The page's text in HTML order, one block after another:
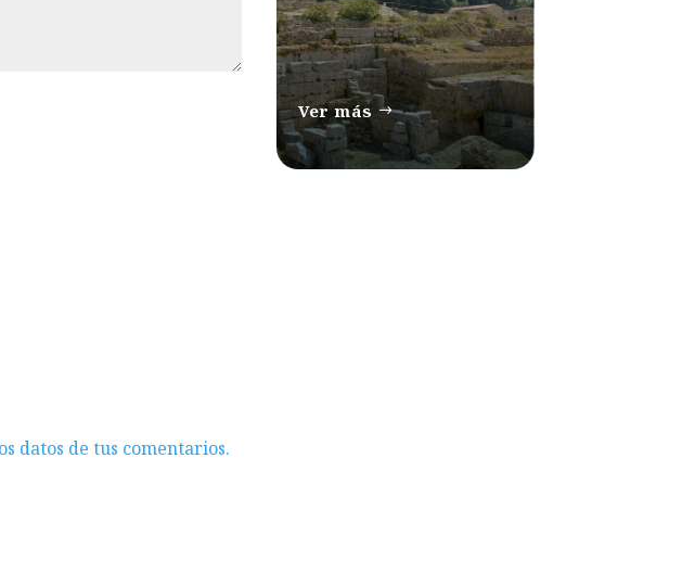
datos de tus comentarios.
Ver más